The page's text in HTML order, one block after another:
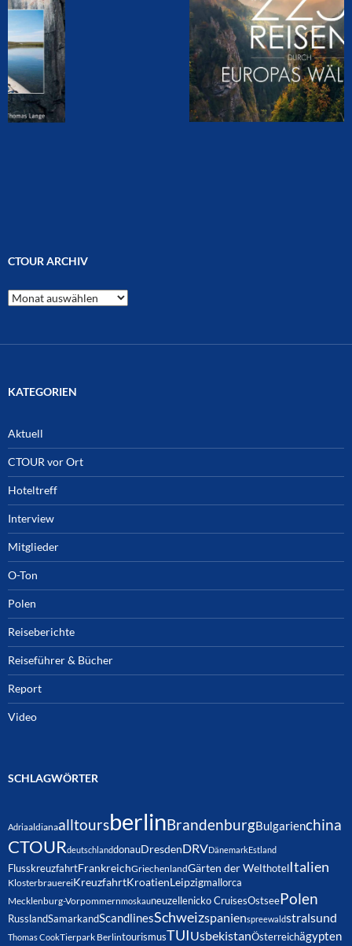
CTOUR ARCHIV
CTOUR
Archiv
KATEGORIEN
Aktuell
CTOUR vor Ort
Hoteltreff
Interview
Mitglieder
O-Ton
Polen
Reiseberichte
Reiseführer & Bücher
Report
Video
SCHLAGWÖRTER
AdriaaldianaalltoursberlinBrandenburgBulgarienchina
CTOURdeutschlanddonauDresdenDRVDänemarkEstland
FlusskreuzfahrtFrankreichGriechenlandGärten der Welthotel Italien
KlosterbrauereiKreuzfahrtKroatienLeipzigmallorca
Mecklenburg-Vorpommernmoskauneuzellenicko CruisesOstseePolen
RusslandSamarkandScandlinesSchweizspanienspreewaldstralsund
Thomas CookTierpark BerlintourismusTUIUsbekistanÖsterreichägypten